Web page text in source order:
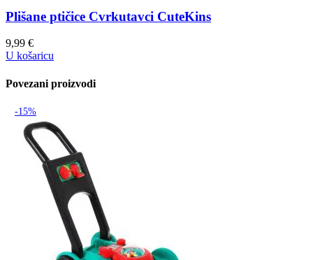
Plišane ptičice Cvrkutavci CuteKins
9,99 €
U košaricu
Povezani proizvodi
-15%